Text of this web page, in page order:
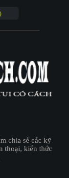
chia sẻ các kỹ
thoại, kiến thức